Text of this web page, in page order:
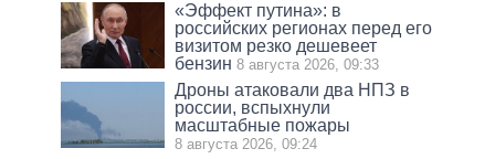
«Эффект путина»: в
российских регионах перед его
визитом резко дешевеет
бензин 8 августа 2026, 09:33
Дроны атаковали два НПЗ в
россии, вспыхнули
масштабные пожары
8 августа 2026, 09:24